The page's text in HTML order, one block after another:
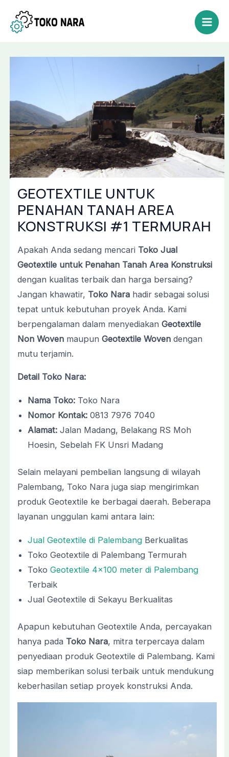
konten
Main
GEOTEXTILE UNTUK
PENAHAN TANAH AREA
KONSTRUKSI #1 TERMURAH
Apakah Anda sedang mencari Toko Jual
Geotextile untuk Penahan Tanah Area Konstruksi
dengan kualitas terbaik dan harga bersaing?
Jangan khawatir, Toko Narahadir sebagai solusi
tepat untuk kebutuhan proyek Anda. Kami
berpengalaman dalam menyediakan Geotextile
Non Wovenmaupun Geotextile Wovendengan
mutu terjamin.
Detail Toko Nara:
Nama Toko:Toko Nara
Nomor Kontak:0813 7976 7040
Alamat:Jalan Madang, Belakang RS Moh
Hoesin, Sebelah FK Unsri Madang
Selain melayani pembelian langsung di wilayah
Palembang, Toko Nara juga siap mengirimkan
produk Geotextile ke berbagai daerah. Beberapa
layanan unggulan kami antara lain:
Jual Geotextile di PalembangBerkualitas
Toko Geotextile di Palembang Termurah
Toko Geotextile 4×100 meter di Palembang
Terbaik
Jual Geotextile di Sekayu Berkualitas
Apapun kebutuhan Geotextile Anda, percayakan
hanya pada Toko Nara, mitra terpercaya dalam
penyediaan produk Geotextile di Palembang. Kami
siap memberikan solusi terbaik untuk mendukung
keberhasilan setiap proyek konstruksi Anda.
navigation